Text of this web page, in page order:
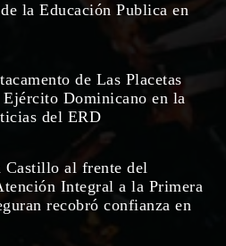
la Educación Publica en
de Las Placetas
Dominicano en la
del ERD
Castillo al frente del
Integral a la Primera
recobró confianza en